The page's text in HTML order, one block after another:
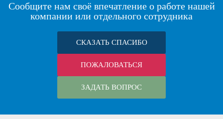
Сообщите нам своё впечатление о работе нашей
компании или отдельного сотрудника
СКАЗАТЬ СПАСИБО
ПОЖАЛОВАТЬСЯ
ЗАДАТЬ ВОПРОС